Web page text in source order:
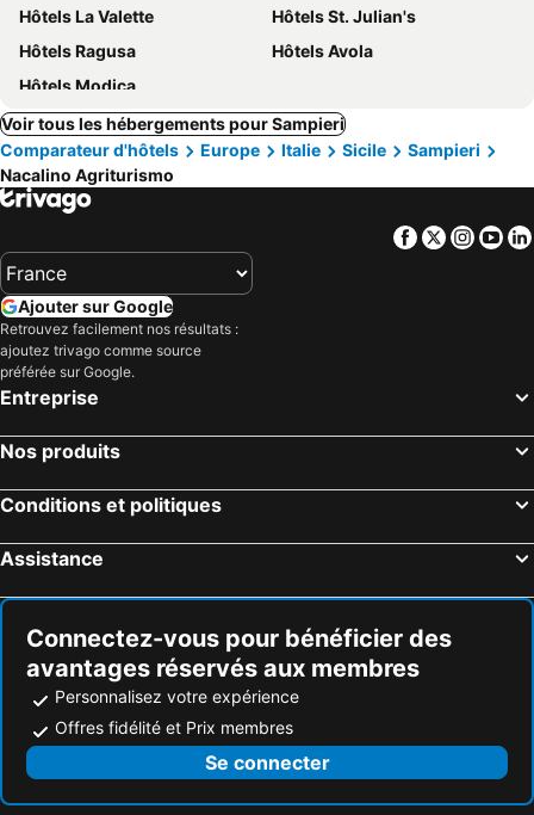
Hôtels La Valette
Hôtels St. Julian's
Hôtels Ragusa
Hôtels Avola
Hôtels Modica
Voir tous les hébergements pour Sampieri
Comparateur d'hôtels
Europe Italie Sicile
Sampieri
Nacalino Agriturismo
Facebook
Twitter
Ajouter sur Google
Retrouvez facilement nos résultats :
ajoutez trivago comme source
préférée sur Google.
Entreprise
Nos produits
Conditions et politiques
Assistance
Connectez-vous pour bénéficier des
avantages réservés aux membres
Personnalisez votre expérience
Offres fidélité et Prix membres
Se connecter